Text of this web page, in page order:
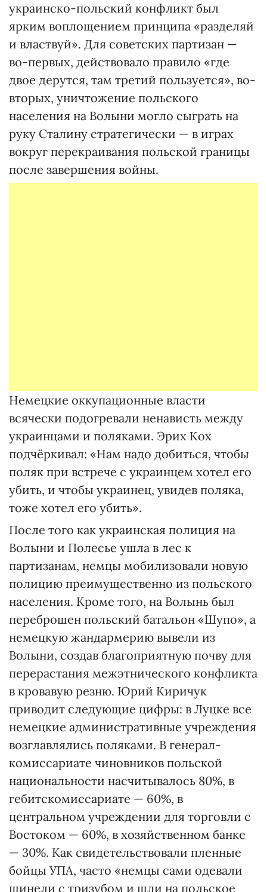
украинско-польский конфликт был
ярким воплощением принципа «разделяй
и властвуй». Для советских партизан —
во-первых, действовало правило «где
двое дерутся, там третий пользуется», во-
вторых, уничтожение польского
населения на Волыни могло сыграть на
руку Сталину стратегически — в играх
вокруг перекраивания польской границы
после завершения войны.
Немецкие оккупационные власти
всячески подогревали ненависть между
украинцами и поляками. Эрих Кох
подчёркивал: «Нам надо добиться, чтобы
поляк при встрече с украинцем хотел его
убить, и чтобы украинец, увидев поляка,
тоже хотел его убить».
После того как украинская полиция на
Волыни и Полесье ушла в лес к
партизанам, немцы мобилизовали новую
полицию преимущественно из польского
населения. Кроме того, на Волынь был
переброшен польский батальон «Шупо», а
немецкую жандармерию вывели из
Волыни, создав благоприятную почву для
перерастания межэтнического конфликта
в кровавую резню. Юрий Киричук
приводит следующие цифры: в Луцке все
немецкие административные учреждения
возглавлялись поляками. В генерал-
комиссариате чиновников польской
национальности насчитывалось 80%, в
гебитскомиссариате — 60%, в
центральном учреждении для торговли с
Востоком — 60%, в хозяйственном банке
— 30%. Как свидетельствовали пленные
бойцы УПА, часто «немцы сами одевали
шинели с тризубом и шли на польское